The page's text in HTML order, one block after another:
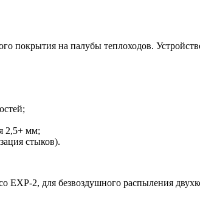
покрытия на палубы теплоходов.
2,5+ мм;
стыков).
EXP-2, для безвоздушного распыления